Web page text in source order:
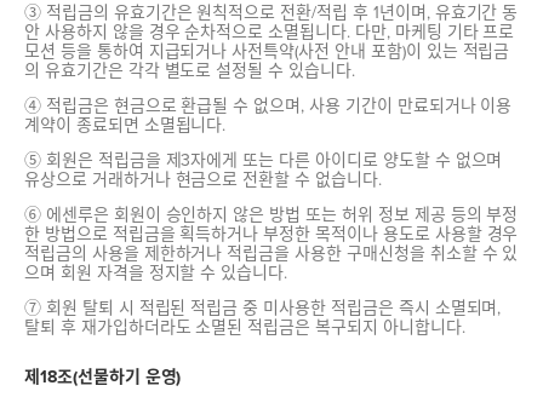
③ 적립금의 유효기간은 원칙적으로 전환/적립 후 1년이며, 유효기간 동
안 사용하지 않을 경우 순차적으로 소멸됩니다. 다만, 마케팅 기타 프로
모션 등을 통하여 지급되거나 사전특약(사전 안내 포함)이 있는 적립금
의 유효기간은 각각 별도로 설정될 수 있습니다.
④ 적립금은 현금으로 환급될 수 없으며, 사용 기간이 만료되거나 이용
계약이 종료되면 소멸됩니다.
⑤ 회원은 적립금을 제3자에게 또는 다른 아이디로 양도할 수 없으며
유상으로 거래하거나 현금으로 전환할 수 없습니다.
⑥ 에센루은 회원이 승인하지 않은 방법 또는 허위 정보 제공 등의 부정
한 방법으로 적립금을 획득하거나 부정한 목적이나 용도로 사용할 경우
적립금의 사용을 제한하거나 적립금을 사용한 구매신청을 취소할 수 있
으며 회원 자격을 정지할 수 있습니다.
⑦ 회원 탈퇴 시 적립된 적립금 중 미사용한 적립금은 즉시 소멸되며,
탈퇴 후 재가입하더라도 소멸된 적립금은 복구되지 아니합니다.
제18조(선물하기 운영)